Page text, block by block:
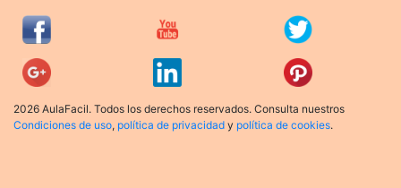
2026 AulaFacil. Todos los derechos reservados. Consulta nuestros
Condiciones de uso, política de privacidad y política de cookies.